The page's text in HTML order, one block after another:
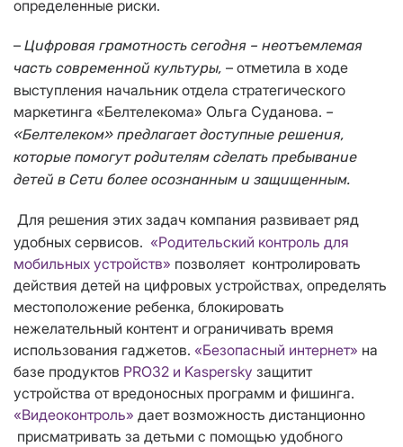
определенные риски.
– Цифровая грамотность сегодня – неотъемлемая
часть современной культуры, – отметила в ходе
выступления начальник отдела стратегического
маркетинга «Белтелекома» Ольга Суданова. –
«Белтелеком» предлагает доступные решения,
которые помогут родителям сделать пребывание
детей в Сети более осознанным и защищенным.
Для решения этих задач компания развивает ряд
удобных сервисов. «Родительский контроль для
мобильных устройств» позволяет контролировать
действия детей на цифровых устройствах, определять
местоположение ребенка, блокировать
нежелательный контент и ограничивать время
использования гаджетов. «Безопасный интернет» на
базе продуктов PRO32 и Kaspersky защитит
устройства от вредоносных программ и фишинга.
«Видеоконтроль» дает возможность дистанционно
присматривать за детьми с помощью удобного